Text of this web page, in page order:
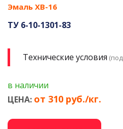
Эмаль ХВ-16
ТУ 6-10-1301-83
Технические условия
в наличии
ЦЕНА: от 310 руб./кг.